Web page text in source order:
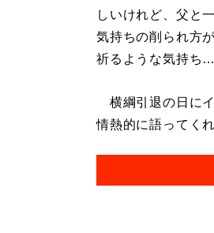
しいけれど、父と
気持ちの削られ方
祈るような気持ち
横綱引退の日に
情熱的に語ってく